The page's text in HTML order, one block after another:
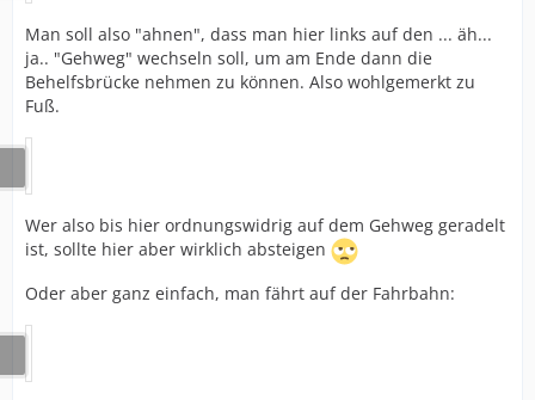
Man soll also "ahnen", dass man hier links auf den ... äh...
ja.. "Gehweg" wechseln soll, um am Ende dann die
Behelfsbrücke nehmen zu können. Also wohlgemerkt zu
Fuß.
Wer also bis hier ordnungswidrig auf dem Gehweg geradelt
ist, sollte hier aber wirklich absteigen
Oder aber ganz einfach, man fährt auf der Fahrbahn: